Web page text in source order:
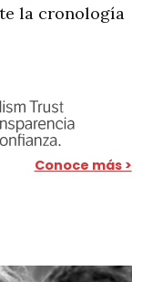
la cronología
Conoce más >